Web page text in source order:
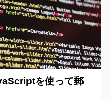
を使って郵